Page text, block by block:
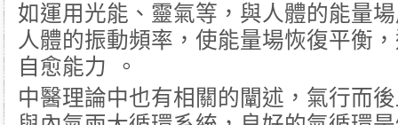
如運用光能、靈氣等，與人體的能量
人體的振動頻率，使能量場恢復平衡
自愈能力 。
中醫理論中也有相關的闡述，氣行而